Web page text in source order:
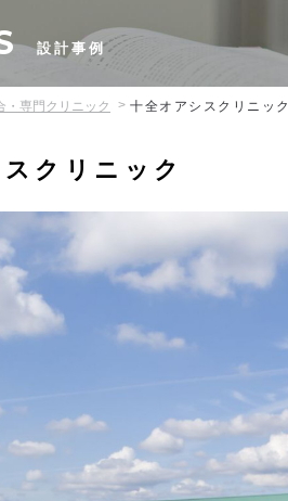
設計事例
・専門クリニック 十全オアシスクリニック
クリニック